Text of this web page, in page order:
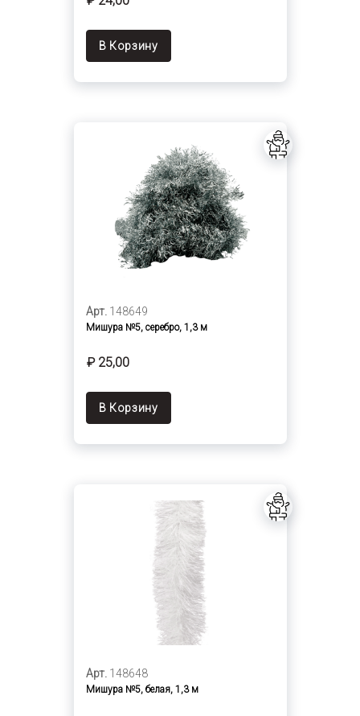
В Корзину
Арт. 148649
Мишура №5, серебро, 1,3 м
₽ 25,00
В Корзину
Арт. 148648
Мишура №5, белая, 1,3 м